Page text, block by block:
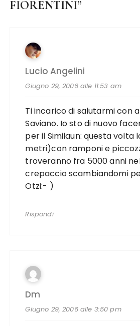
FIORENTINI”
Lucio Angelini
Giugno 29, 2006 alle 11:53 am
Ti incarico di salutarmi con
Saviano. Io sto di nuovo
per il Similaun: questa volta
metri)con ramponi e
troveranno fra 5000 anni
crepaccio scambiandomi
Otzi:- )
Rispondi
Dm
Giugno 29, 2006 alle 3:50 pm